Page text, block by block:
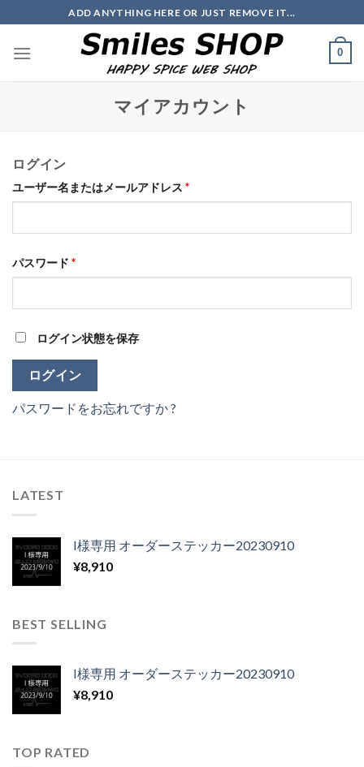
to
content
ADD ANYTHING HERE OR JUST REMOVE IT...
0
マイアカウント
ログイン
ユーザー名またはメールアドレス *
パスワード *
ログイン状態を保存
ログイン
パスワードをお忘れですか ?
LATEST
I様専用 オーダーステッカー20230910
¥8,910
BEST SELLING
I様専用 オーダーステッカー20230910
¥8,910
TOP RATED